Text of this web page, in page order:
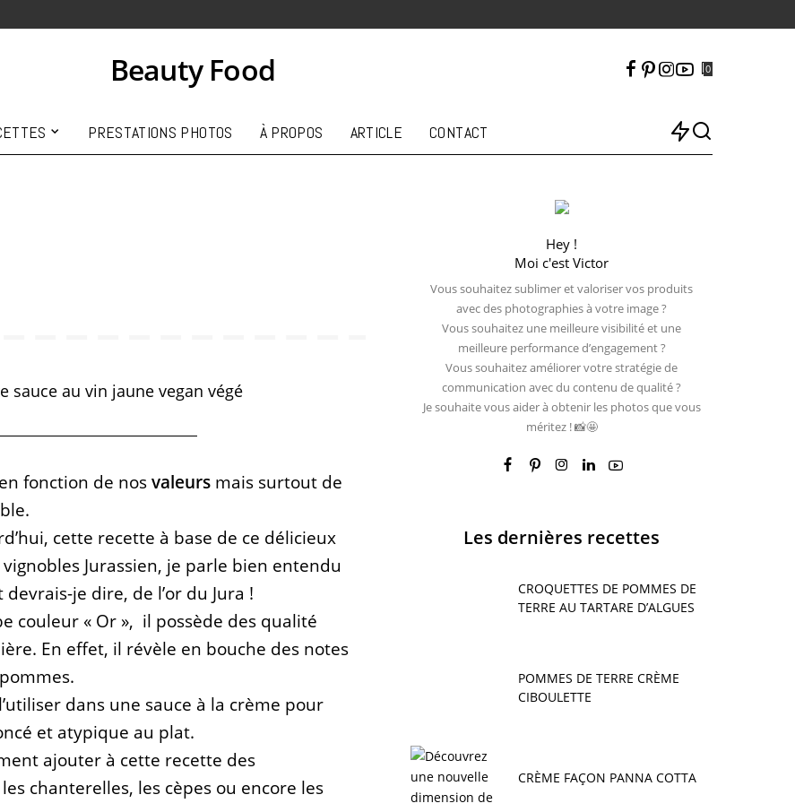
Beauty Food 0
PRESTATIONS PHOTOS À PROPOS ARTICLE CONTACT
fonction de nosvaleurs mais surtout de
cette recette à base de ce délicieux
Jurassien, je parle bien entendu
je dire, de l’or du Jura !
couleur « Or », il possède des qualité
En effet, il révèle en bouche des notes
dans une sauce à la crème pour
et atypique au plat.
ajouter à cette recette des
chanterelles, les cèpes ou encore les
Hey !
Moi c'est Victor
Vous souhaitez sublimer et valoriser vos produits
avec des photographies à votre image ?
Vous souhaitez une meilleure visibilité et une
meilleure performance d’engagement ?
Vous souhaitez améliorer votre stratégie de
communication avec du contenu de qualité ?
Je souhaite vous aider à obtenir les photos que vous
méritez ! 📸🤩
Les dernières recettes
CROQUETTES DE POMMES DE
TERRE AU TARTARE D’ALGUES
POMMES DE TERRE CRÈME
CIBOULETTE
CRÈME FAÇON PANNA COTTA